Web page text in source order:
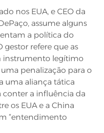
nos EUA, e CEO da
assume alguns
a política do
gestor refere que as
instrumento legítimo
penalização para o
uma aliança tática
conter a influência da
os EUA e a China
“entendimento